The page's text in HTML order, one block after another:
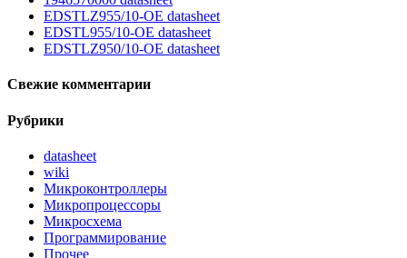
EDSTLZ955/10-OE datasheet
EDSTL955/10-OE datasheet
EDSTLZ950/10-OE datasheet
Свежие комментарии
Рубрики
datasheet
wiki
Микроконтроллеры
Микропроцессоры
Микросхема
Программирование
Прочее